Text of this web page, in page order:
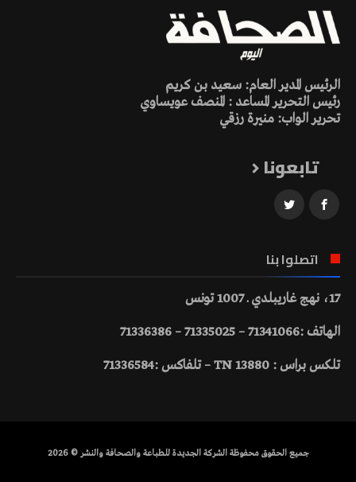
الرئيس المدير العام: سعيد بن كريم
رئيس التحرير المساعد : المنصف عويساوي
تحرير الواب: منيرة رزقي
تابعونا
اتصلوا بنا
17، نهج غاريبلدي ـ 1007 تونس
الهاتف :71341066 – 71335025 – 71336386
تلكس براس : 13880 TN – تلفاكس :71336584
جميع الحقوق محفوظة الشركة الجديدة للطباعة والصحافة والنشر © 2026